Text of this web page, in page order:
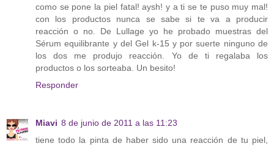
como se pone la piel fatal! aysh! y a ti se te puso muy mal!
con los productos nunca se sabe si te va a producir
reacción o no. De Lullage yo he probado muestras del
Sérum equilibrante y del Gel k-15 y por suerte ninguno de
los dos me produjo reacción. Yo de ti regalaba los
productos o los sorteaba. Un besito!
Responder
Miavi 8 de junio de 2011 a las 11:23
tiene todo la pinta de haber sido una reacción de tu piel,